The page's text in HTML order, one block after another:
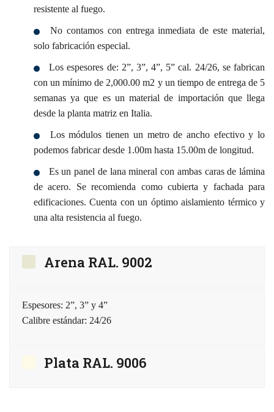
resistente al fuego.
No contamos con entrega inmediata de este material,
solo fabricación especial.
Los espesores de: 2”, 3”, 4”, 5” cal. 24/26, se fabrican
con un mínimo de 2,000.00 m2 y un tiempo de entrega de 5
semanas ya que es un material de importación que llega
desde la planta matriz en Italia.
Los módulos tienen un metro de ancho efectivo y lo
podemos fabricar desde 1.00m hasta 15.00m de longitud.
Es un panel de lana mineral con ambas caras de lámina
de acero. Se recomienda como cubierta y fachada para
edificaciones. Cuenta con un óptimo aislamiento térmico y
una alta resistencia al fuego.
Arena RAL. 9002
Espesores: 2”, 3” y 4”
Calibre estándar: 24/26
Plata RAL. 9006